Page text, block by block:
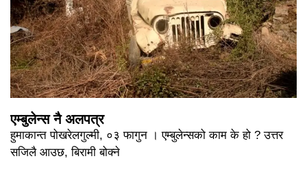
एम्बुलेन्स नै अलपत्र
हुमाकान्त पोखरेलगुल्मी, ०३ फागुन । एम्बुलेन्सको काम के हो ? उत्तर
सजिलै आउछ, बिरामी बोक्ने